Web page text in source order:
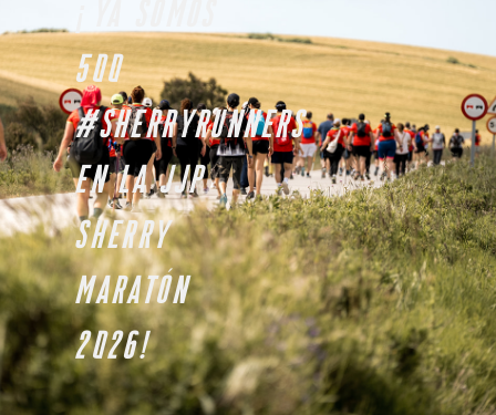
500
#SHERRYRUNNERS
EN LA JJP
SHERRY
MARATÓN
2026!